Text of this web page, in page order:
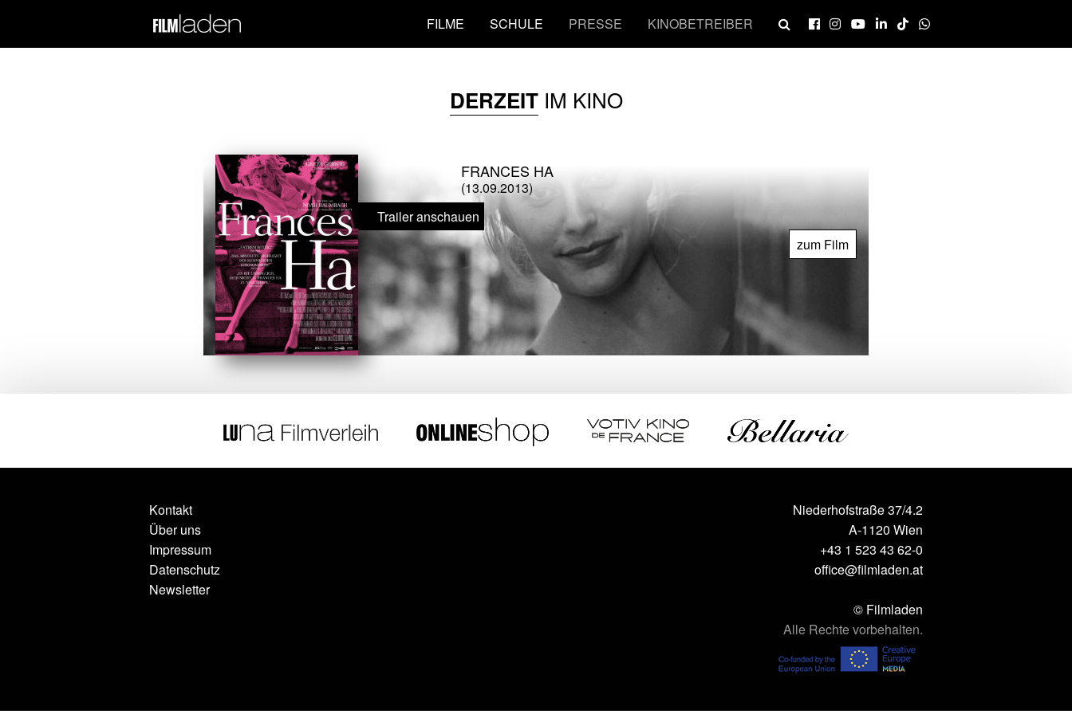
FILME SCHULE PRESSE KINOBETREIBER
DERZEITIM KINO
FRANCES HA
(13.09.2013)
Trailer anschauen
zum Film
Kontakt
Über uns
Impressum
Datenschutz
Newsletter
Niederhofstraße 37/4.2
A-1120 Wien
+43 1 523 43 62-0
office@filmladen.at
© Filmladen
Alle Rechte vorbehalten.